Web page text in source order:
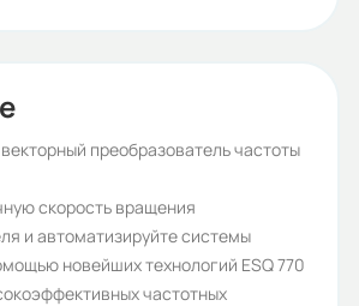
преобразователь частоты
скорость вращения
и автоматизируйте системы
новейших технологий ESQ 770
частотных